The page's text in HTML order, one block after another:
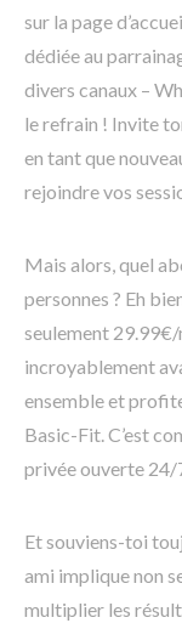
sur la page
dédiée au
divers canaux –
le refrain ! Invite
en tant que
rejoindre vos
Mais alors, quel
personnes ? Eh
seulement
incroyablement
ensemble et
Basic-Fit. C’est
privée ouverte 24/
Et souviens-toi
ami implique non
multiplier les